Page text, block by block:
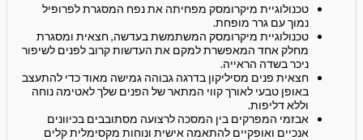
טכנולוגיית מיקרומסק מפחיתה את נפח המסגרת לפרופיל
נמוך עם גרר מופחת.
טכנולוגיית מיקרומסק המשתמשת בעדשה, חצאית ומסגרת
מחלק אחד המאפשרת למקם את העדשות קרוב לפנים לשיפור
ניכר בשדה הראייה.
חצאית פנים מסיליקון בדרגה גבוהה גמישה מאוד כדי להתעצב
באופן טבעי לאורך קווי המתאר של הפנים שלך לאטימה נוחה
וללא דליפות.
אבזמי המפרקים בין המסכה לרצועה מסתובבים בכיוונים
אנכיים ואופקיים להתאמה אישית ונוחות מקסימלית קלים